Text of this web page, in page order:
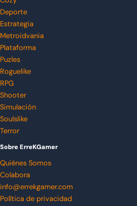
Deporte
Estrategia
Metroidvania
Plataforma
Puzles
Roguelike
RPG
Shooter
Simulación
Soulslike
Terror
Sobre ErreKGamer
Quiénes Somos
Colabora
info@errekgamer.com
Política de privacidad